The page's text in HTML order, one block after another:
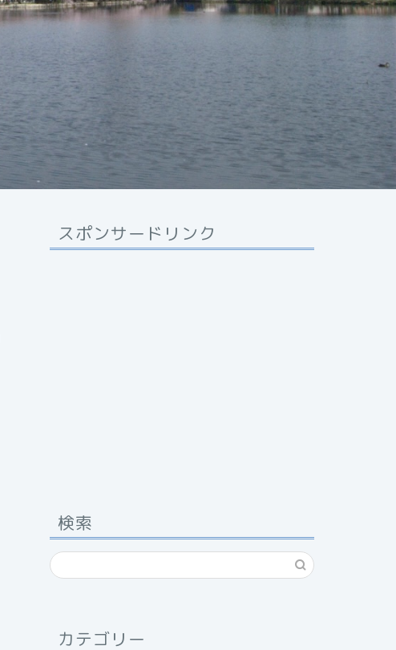
スポンサードリンク
検索
カテゴリー